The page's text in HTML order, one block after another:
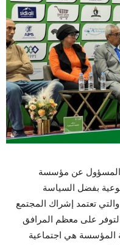
المسؤول عن مؤسسة
بفضل السياسة
والتي تعتمد إشراك المجتمع
على معظم المرافق
المؤسسة هي اجتماعية